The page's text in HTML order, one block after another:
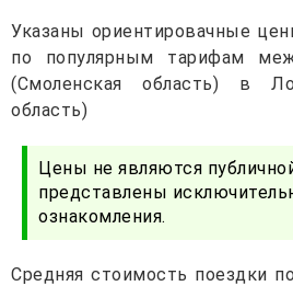
Указаны ориентировачные
по популярным тарифам
(Смоленская область) в
область)
Цены не являются
представлены
ознакомления.
Средняя стоимость поездки